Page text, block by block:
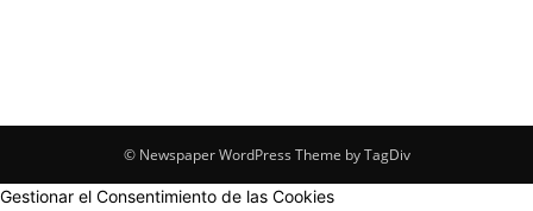
© Newspaper WordPress Theme by TagDiv
Gestionar el Consentimiento de las Cookies